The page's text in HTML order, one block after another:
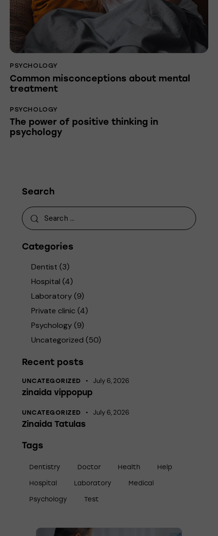
PSYCHOLOGY
Common misconceptions about mental
treatment
PSYCHOLOGY
The power of positive thinking in
psychology
Search
Categories
Dentist (3)
Hospital (4)
Laboratory (9)
Private clinic (4)
Psychology (9)
Uncategorized (50)
Recent posts
UNCATEGORIZED July 6, 2026
zinaida vippopup
UNCATEGORIZED July 6, 2026
Zinaida Tatulas
Tags
Dentistry Doctor Health Help
Hospital Laboratory Medical
Psychology Test